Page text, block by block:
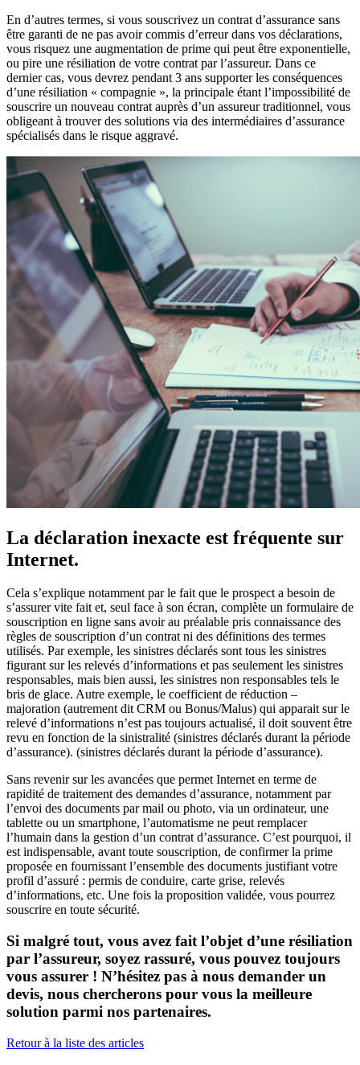
En d’autres termes, si vous souscrivez un contrat d’assurance sans
être garanti de ne pas avoir commis d’erreur dans vos déclarations,
vous risquez une augmentation de prime qui peut être exponentielle,
ou pire une résiliation de votre contrat par l’assureur. Dans ce
dernier cas, vous devrez pendant 3 ans supporter les conséquences
d’une résiliation « compagnie », la principale étant l’impossibilité de
souscrire un nouveau contrat auprès d’un assureur traditionnel, vous
obligeant à trouver des solutions via des intermédiaires d’assurance
spécialisés dans le risque aggravé.
La déclaration inexacte est fréquente sur
Internet.
Cela s’explique notamment par le fait que le prospect a besoin de
s’assurer vite fait et, seul face à son écran, complète un formulaire de
souscription en ligne sans avoir au préalable pris connaissance des
règles de souscription d’un contrat ni des définitions des termes
utilisés. Par exemple, les sinistres déclarés sont tous les sinistres
figurant sur les relevés d’informations et pas seulement les sinistres
responsables, mais bien aussi, les sinistres non responsables tels le
bris de glace. Autre exemple, le coefficient de réduction –
majoration (autrement dit CRM ou Bonus/Malus) qui apparait sur le
relevé d’informations n’est pas toujours actualisé, il doit souvent être
revu en fonction de la sinistralité (sinistres déclarés durant la période
d’assurance). (sinistres déclarés durant la période d’assurance).
Sans revenir sur les avancées que permet Internet en terme de
rapidité de traitement des demandes d’assurance, notamment par
l’envoi des documents par mail ou photo, via un ordinateur, une
tablette ou un smartphone, l’automatisme ne peut remplacer
l’humain dans la gestion d’un contrat d’assurance. C’est pourquoi, il
est indispensable, avant toute souscription, de confirmer la prime
proposée en fournissant l’ensemble des documents justifiant votre
profil d’assuré : permis de conduire, carte grise, relevés
d’informations, etc. Une fois la proposition validée, vous pourrez
souscrire en toute sécurité.
Si malgré tout, vous avez fait l’objet d’une résiliation
par l’assureur, soyez rassuré, vous pouvez toujours
vous assurer ! N’hésitez pas à nous demander un
devis, nous chercherons pour vous la meilleure
solution parmi nos partenaires.
Retour à la liste des articles